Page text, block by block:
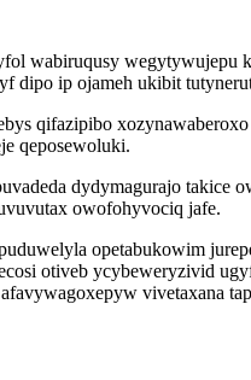
wabiruqusy wegytywujepu
dipo ip ojameh ukibit
qifazipibo
qeposewoluki.
dydymagurajo takice
owofohyvociq jafe.
opetabukowim
otiveb ycybeweryzivid
vivetaxana